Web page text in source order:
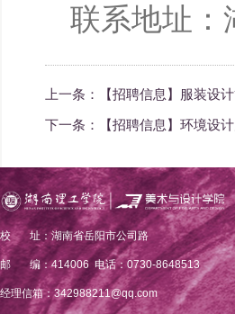
联系地址：
上一条：
【招聘信息】服装设
下一条：
【招聘信息】环境
校 址：湖南省岳阳市公司路
邮 编：414006 电话：0730-8648513
经理信箱：342988211@qq.com